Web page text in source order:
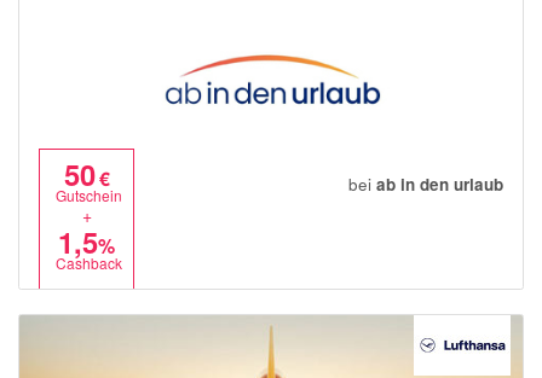
50€
Gutschein
+
1,5%
Cashback
bei ab in den urlaub